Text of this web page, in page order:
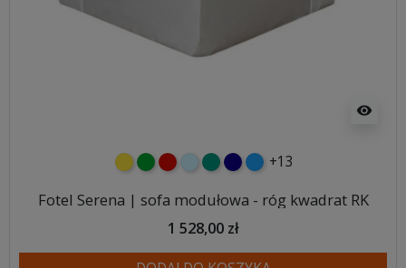
visibility
żółtyzielonyczerwony
błękitnyturkusowy
granatowy
niebieski
+13
Fotel Serena | sofa modułowa - róg kwadrat RK
1 528,00 zł